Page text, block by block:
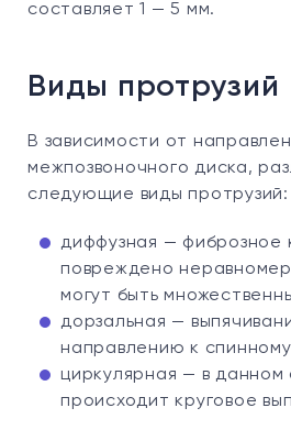
составляет 1 — 5 мм.
Виды протрузий
В зависимости от
межпозвоночного диска,
следующие виды протрузий:
диффузная — фиброзное
повреждено
могут быть
дорзальная —
направлению к спинному
циркулярная — в данном
происходит круговое